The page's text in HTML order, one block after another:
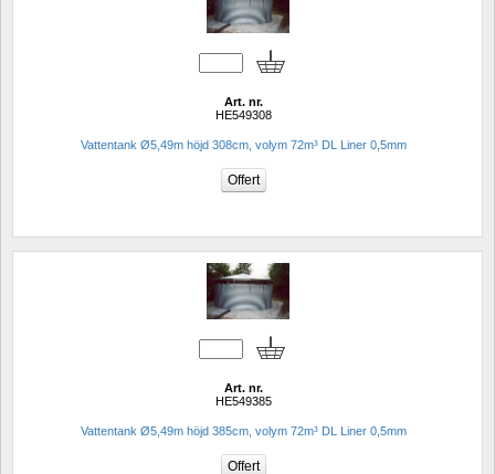
Art. nr.
HE549308
Vattentank Ø5,49m höjd 308cm, volym 72m³ DL Liner 0,5mm
Art. nr.
HE549385
Vattentank Ø5,49m höjd 385cm, volym 72m³ DL Liner 0,5mm